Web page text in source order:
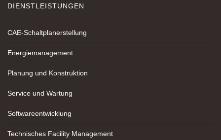
DIENSTLEISTUNGEN
CAE-Schaltplanerstellung
Energiemanagement
Planung und Konstruktion
Service und Wartung
Softwareentwicklung
Technisches Facility Management